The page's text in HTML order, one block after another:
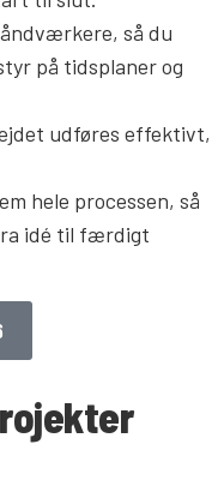
så du
på tidsplaner og
udføres effektivt,
hele processen, så
idé til færdigt